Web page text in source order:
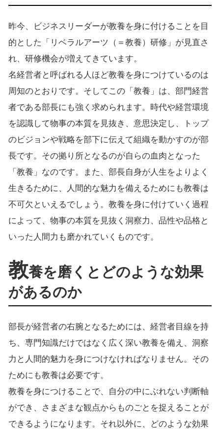
昨今、ビジネスリーダーが教養を身に付けることを目
的とした「リベラルアーツ（＝教養）研修」が見直さ
れ、研修機会が増えてきています。
名経営者と呼ばれる人ほど教養を身につけているのは
周知のとおりです。そしてこの「教養」は、部門経営
者である部長にも強く求められます。時代や経営環境
を認識して物事の本質を見抜き、意思決定し、トップ
のビジョンや戦略を部下に伝えて組織を動かすのが部
長です。その拠り所となるのが自らの血肉となった
「教養」なのです。また、部長自身が人生をよりよく
生きるために、人間的な魅力を備えるためにも教養は
不可欠といえるでしょう。教養を身に付けていく過程
によって、物事の本質を見抜く洞察力、品性や品格と
いった人間力も磨かれていくものです。
教養を磨くとどのような効果
があるのか
部長が経営者の右腕となるためには、経営者目線を持
ち、専門知識だけではなく広く深い教養を備え、洞察
力と人間的魅力を身につけなければなりません。その
ためにも教養は必要です。
教養を身につけることで、自分の中にぶれない判断軸
ができ、さまざまな観点からものごとを捉えることが
できるようになります。それ以外に、どのような効果